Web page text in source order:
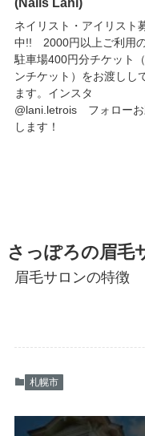
ネイリスト・アイリスト
中!! 2000円以上ご利用
駐車場400円分チケット
ンチケット）をお渡しし
ます。インスタ
@lani.letrois フォロー
します！
さっぽろの眉毛
眉毛サロンの特徴
札幌市